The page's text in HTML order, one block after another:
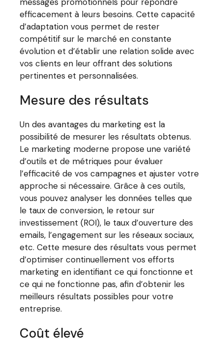
efficacement à leurs besoins. Cette capacité
d’adaptation vous permet de rester
compétitif sur le marché en constante
évolution et d’établir une relation solide avec
vos clients en leur offrant des solutions
pertinentes et personnalisées.
Mesure des résultats
Un des avantages du marketing est la
possibilité de mesurer les résultats obtenus.
Le marketing moderne propose une variété
d’outils et de métriques pour évaluer
l’efficacité de vos campagnes et ajuster votre
approche si nécessaire. Grâce à ces outils,
vous pouvez analyser les données telles que
le taux de conversion, le retour sur
investissement (ROI), le taux d’ouverture des
emails, l’engagement sur les réseaux sociaux,
etc. Cette mesure des résultats vous permet
d’optimiser continuellement vos efforts
marketing en identifiant ce qui fonctionne et
ce qui ne fonctionne pas, afin d’obtenir les
meilleurs résultats possibles pour votre
entreprise.
Coût élevé